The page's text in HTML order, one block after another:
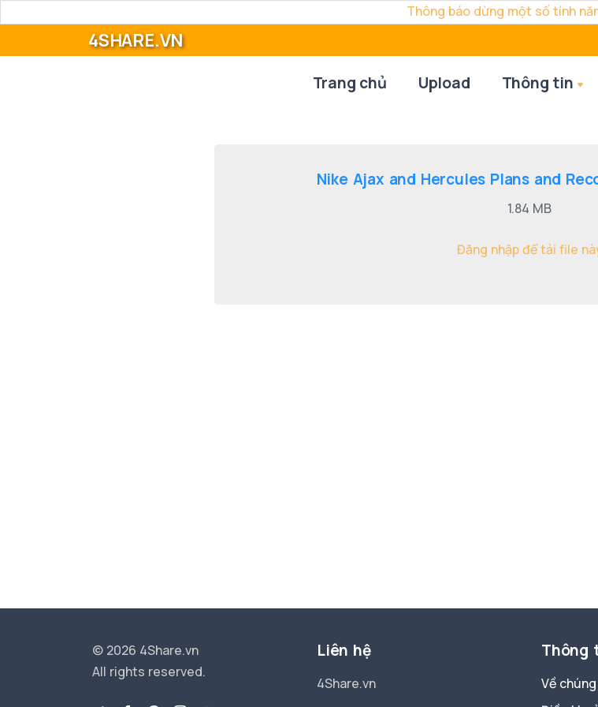
Thông báo dừng một số tính
4SHARE.VN
Trang chủ Upload Thông tin
Nike Ajax and Hercules Plans and
1.84 MB
Đăng nhập để tải file
© 2026 4Share.vn
All rights reserved.
Liên hệ
4Share.vn
Thông
Về